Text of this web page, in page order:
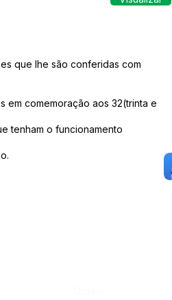
que lhe são conferidas com
em comemoração aos 32(trinta e
tenham o funcionamento